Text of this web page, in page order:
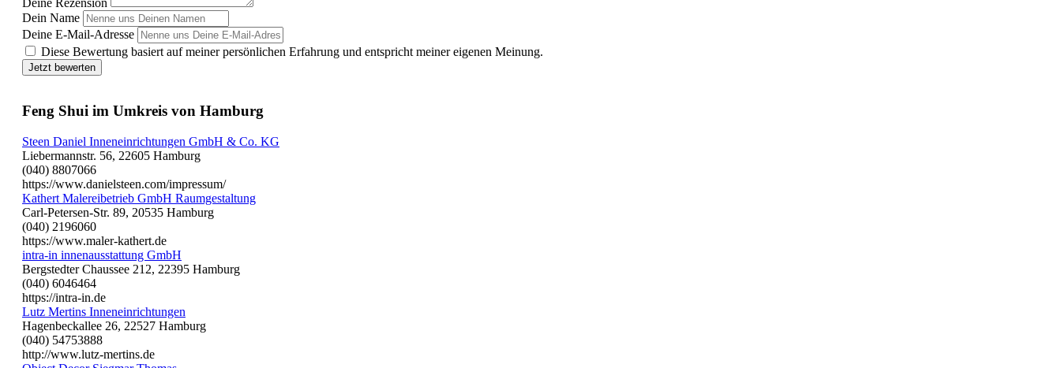
Deine Rezension
Dein Name
Deine E-Mail-Adresse
Diese Bewertung basiert auf meiner persönlichen Erfahrung und entspricht meiner eigenen Meinung.
Jetzt bewerten
Feng Shui im Umkreis von Hamburg
Steen Daniel Inneneinrichtungen GmbH & Co. KG
Liebermannstr. 56, 22605 Hamburg
(040) 8807066
https://www.danielsteen.com/impressum/
Kathert Malereibetrieb GmbH Raumgestaltung
Carl-Petersen-Str. 89, 20535 Hamburg
(040) 2196060
https://www.maler-kathert.de
intra-in innenausstattung GmbH
Bergstedter Chaussee 212, 22395 Hamburg
(040) 6046464
https://intra-in.de
Lutz Mertins Inneneinrichtungen
Hagenbeckallee 26, 22527 Hamburg
(040) 54753888
http://www.lutz-mertins.de